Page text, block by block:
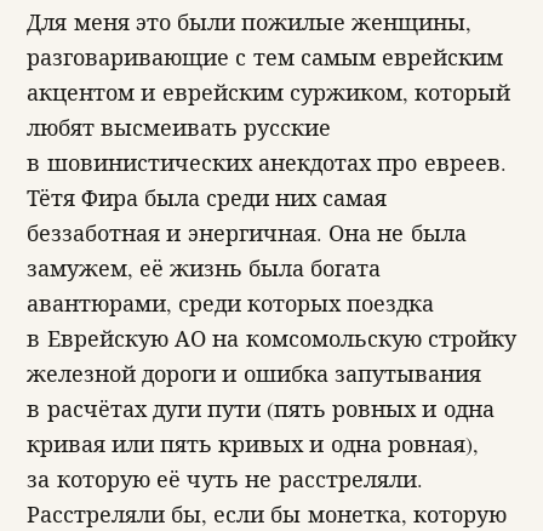
Для меня это были пожилые женщины,
разговаривающие с тем самым еврейским
акцентом и еврейским суржиком, который
любят высмеивать русские
в шовинистических анекдотах про евреев.
Тётя Фира была среди них самая
беззаботная и энергичная. Она не была
замужем, её жизнь была богата
авантюрами, среди которых поездка
в Еврейскую АО на комсомольскую стройку
железной дороги и ошибка запутывания
в расчётах дуги пути (пять ровных и одна
кривая или пять кривых и одна ровная),
за которую её чуть не расстреляли.
Расстреляли бы, если бы монетка, которую